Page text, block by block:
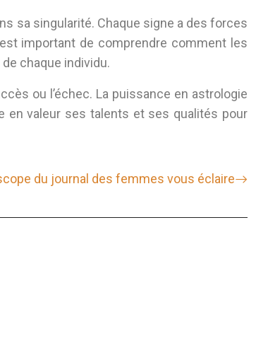
sa singularité. Chaque signe a des forces
important de comprendre comment les
chaque individu.
ou l’échec. La puissance en astrologie
en valeur ses talents et ses qualités pour
du journal des femmes vous éclaire